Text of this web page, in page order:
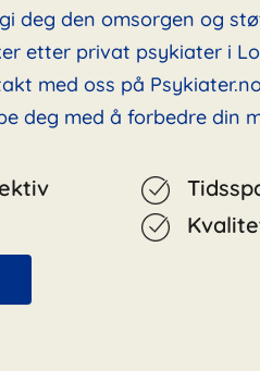
deg den omsorgen og
etter privat psykiater i
med oss på
deg med å forbedre din